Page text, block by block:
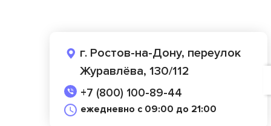
г. Ростов-на-Дону, переулок
Журавлёва, 130/112
+7 (800) 100-89-44
ежедневно с 09:00 до 21:00